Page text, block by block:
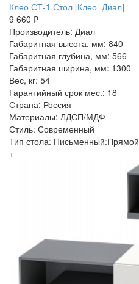
Клео СТ-1 Стол [Клео_Диал]
9 660 ₽
Производитель: Диал
Габаритная высота, мм: 840
Габаритная глубина, мм: 566
Габаритная ширина, мм: 1300
Вес, кг: 54
Гарантийный срок мес.: 18
Страна: Россия
Материалы: ЛДСП/МДФ
Стиль: Современный
Тип стола: Письменный:Прямой
+